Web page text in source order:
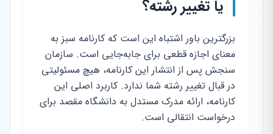
یا تغییر رشته؟
بزرگترین باور اشتباه این است که کارنامه سبز به
معنای اجازه قطعی برای جابه‌جایی است. سازمان
سنجش پس از انتشار این کارنامه، هیچ مسئولیتی
در قبال تغییر رشته شما ندارد. کاربرد اصلی این
کارنامه، ارائه مدرک مستدل به دانشگاه مقصد برای
درخواست انتقالی است.